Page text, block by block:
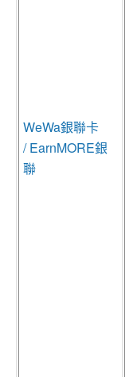
WeWa銀聯卡
/EarnMORE銀
聯